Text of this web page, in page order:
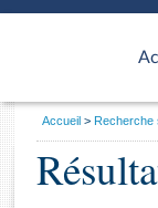
Vous
Accueil Recherche